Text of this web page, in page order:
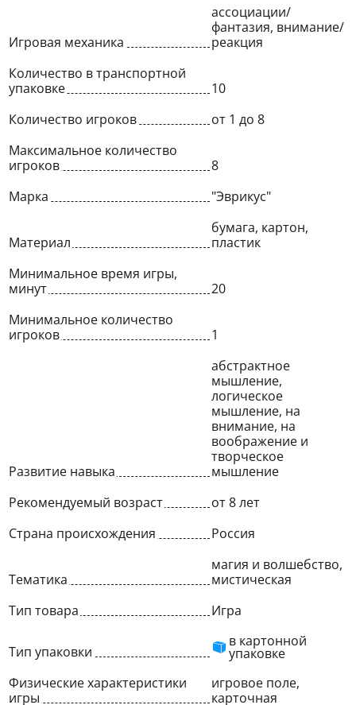
Игровая механика
ассоциации/
фантазия, внимание/
реакция
Количество в транспортной
упаковке
10
Количество игроков
от 1 до 8
Максимальное количество
игроков
8
Марка
"Эврикус"
Материал
бумага, картон,
пластик
Минимальное время игры,
минут
20
Минимальное количество
игроков
1
Развитие навыка
абстрактное
мышление,
логическое
мышление, на
внимание, на
воображение и
творческое
мышление
Рекомендуемый возраст
от 8 лет
Страна происхождения
Россия
Тематика
магия и волшебство,
мистическая
Тип товара
Игра
Тип упаковки
в картонной
упаковке
Физические характеристики
игры
игровое поле,
карточная